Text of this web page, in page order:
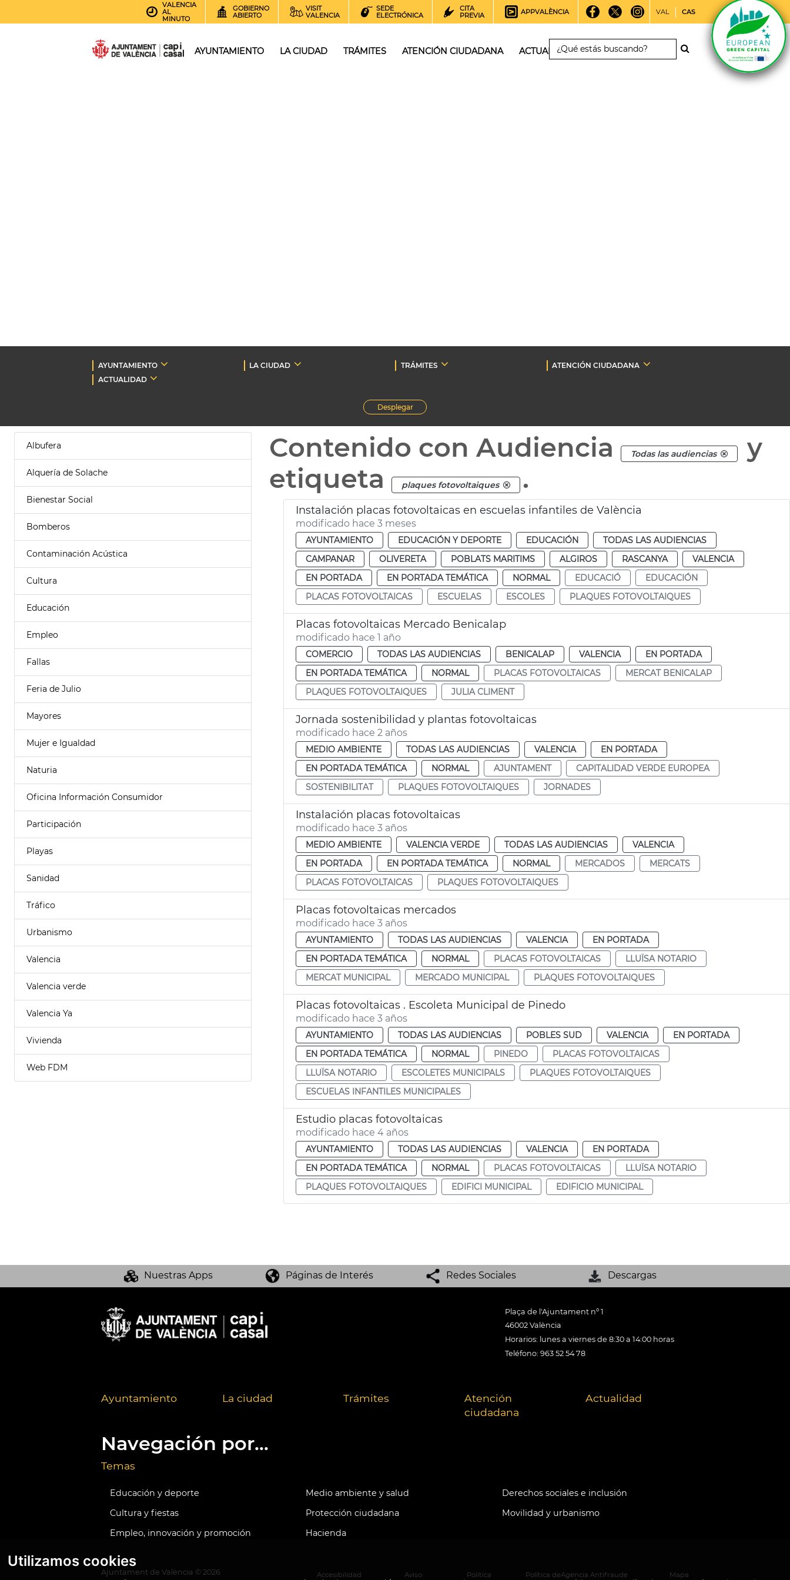
Utilizamos cookies
VALENCIA
AL
MINUTO
GOBIERNO
ABIERTO
VISIT
VALENCIA
SEDE
ELECTRÓNICA
CITA
PREVIA
APPVALÈNCIA VAL CAS
AYUNTAMIENTO LA CIUDAD TRÁMITES ATENCIÓN CIUDADANA ACTUALIDAD
AYUNTAMIENTO LA CIUDAD TRÁMITES
ATENCIÓN CIUDADANA
ACTUALIDAD
Desplegar
Albufera
Alquería de Solache
Bienestar Social
Bomberos
Contaminación Acústica
Cultura
Educación
Empleo
Fallas
Feria de Julio
Mayores
Mujer e Igualdad
Naturia
Oficina Información Consumidor
Participación
Playas
Sanidad
Tráfico
Urbanismo
Valencia
Valencia verde
Valencia Ya
Vivienda
Web FDM
Contenido con Audiencia Todas las audiencias
y
etiqueta
plaques fotovoltaiques .
Instalación placas fotovoltaicas en escuelas infantiles de València
modificado hace 3 meses
AYUNTAMIENTO EDUCACIÓN Y DEPORTE EDUCACIÓN
TODAS LAS AUDIENCIAS
CAMPANAR
OLIVERETA POBLATS MARITIMS ALGIROS RASCANYA
VALENCIA
EN PORTADA
EN PORTADA TEMÁTICA NORMAL EDUCACIÓ
EDUCACIÓN
PLACAS FOTOVOLTAICAS
ESCUELAS ESCOLES PLAQUES FOTOVOLTAIQUES
Placas fotovoltaicas Mercado Benicalap
modificado hace 1 año
COMERCIO TODAS LAS AUDIENCIAS BENICALAP VALENCIA
EN PORTADA
EN PORTADA TEMÁTICA
NORMAL PLACAS FOTOVOLTAICAS
MERCAT BENICALAP
PLAQUES FOTOVOLTAIQUES
JULIA CLIMENT
Jornada sostenibilidad y plantas fotovoltaicas
modificado hace 2 años
MEDIO AMBIENTE TODAS LAS AUDIENCIAS VALENCIA
EN PORTADA
EN PORTADA TEMÁTICA
NORMAL AJUNTAMENT
CAPITALIDAD VERDE EUROPEA
SOSTENIBILITAT
PLAQUES FOTOVOLTAIQUES JORNADES
Instalación placas fotovoltaicas
modificado hace 3 años
MEDIO AMBIENTE VALENCIA VERDE TODAS LAS AUDIENCIAS
VALENCIA
EN PORTADA
EN PORTADA TEMÁTICA NORMAL MERCADOS
MERCATS
PLACAS FOTOVOLTAICAS
PLAQUES FOTOVOLTAIQUES
Placas fotovoltaicas mercados
modificado hace 3 años
AYUNTAMIENTO TODAS LAS AUDIENCIAS VALENCIA
EN PORTADA
EN PORTADA TEMÁTICA
NORMAL PLACAS FOTOVOLTAICAS
LLUÏSA NOTARIO
MERCAT MUNICIPAL
MERCADO MUNICIPAL PLAQUES FOTOVOLTAIQUES
Placas fotovoltaicas . Escoleta Municipal de Pinedo
modificado hace 3 años
AYUNTAMIENTO TODAS LAS AUDIENCIAS POBLES SUD VALENCIA
EN PORTADA
EN PORTADA TEMÁTICA
NORMAL PINEDO
PLACAS FOTOVOLTAICAS
LLUÏSA NOTARIO
ESCOLETES MUNICIPALS
PLAQUES FOTOVOLTAIQUES
ESCUELAS INFANTILES MUNICIPALES
Estudio placas fotovoltaicas
modificado hace 4 años
AYUNTAMIENTO TODAS LAS AUDIENCIAS VALENCIA
EN PORTADA
EN PORTADA TEMÁTICA
NORMAL PLACAS FOTOVOLTAICAS
LLUÏSA NOTARIO
PLAQUES FOTOVOLTAIQUES
EDIFICI MUNICIPAL EDIFICIO MUNICIPAL
Nuestras Apps Páginas de Interés Redes Sociales Descargas
Plaça de l'Ajuntament nº 1
46002 València
Horarios: lunes a viernes de 8:30 a 14:00 horas
Teléfono: 963 52 54 78
Ayuntamiento La ciudad Trámites
Atención
ciudadana
Actualidad
Navegación por...
Temas
Educación y deporte Medio ambiente y salud
Derechos sociales e inclusión
Cultura y fiestas
Protección ciudadana
Movilidad y urbanismo
Empleo, innovación y promoción
Hacienda
Ajuntament de València © 2026 Accesibilidad Aviso Política Política deAgencia Antifraude Mapa